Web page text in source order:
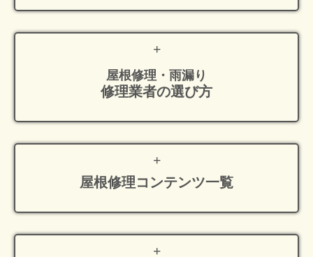
屋根修理・雨漏り
修理業者の選び方
屋根修理コンテンツ一覧